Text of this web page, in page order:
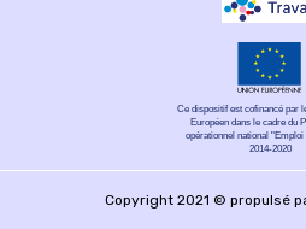
Ce dispositif est cofinancé par
Européen dans le cadre du
opérationnel national "Emploi
2014-2020
Copyright 2021 © propulsé